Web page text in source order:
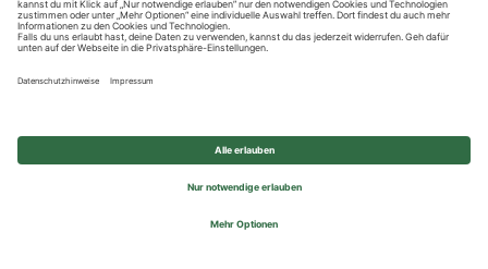
Privatsphäre-Einstellungen
© 2026 REWE Group - All rights reserved